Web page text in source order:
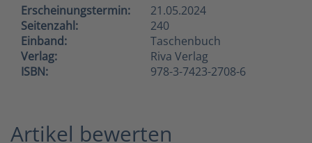
Erscheinungstermin:
21.05.2024
Seitenzahl:
240
Einband:
Taschenbuch
Verlag:
Riva Verlag
ISBN:
978-3-7423-2708-6
Artikel bewerten